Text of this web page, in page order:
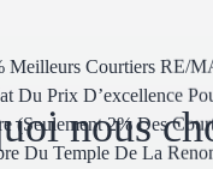
Meilleurs Courtiers RE/
Du Prix D’excellence
(seulement 2% Des
Du Temple De La
nous